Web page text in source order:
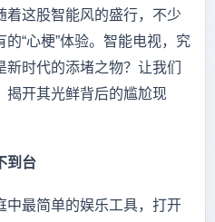
着这股智能风的盛行，不少
“心梗”体验。智能电视，究
时代的添堵之物？让我们
揭开其光鲜背后的尴尬现
到台
最简单的娱乐工具，打开